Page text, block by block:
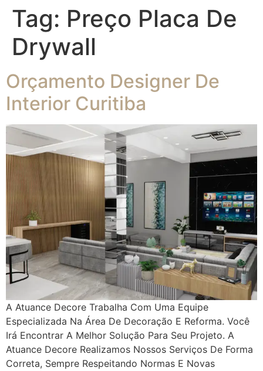
Tag: Preço Placa De
Drywall
Orçamento Designer De
Interior Curitiba
A Atuance Decore Trabalha Com Uma Equipe
Especializada Na Área De Decoração E Reforma. Você
Irá Encontrar A Melhor Solução Para Seu Projeto. A
Atuance Decore Realizamos Nossos Serviços De Forma
Correta, Sempre Respeitando Normas E Novas